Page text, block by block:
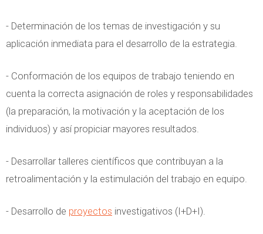
- Determinación de los temas de investigación y su
aplicación inmediata para el desarrollo de la estrategia.
- Conformación de los equipos de trabajo teniendo en
cuenta la correcta asignación de roles y responsabilidades
(la preparación, la motivación y la aceptación de los
individuos) y así propiciar mayores resultados.
- Desarrollar talleres científicos que contribuyan a la
retroalimentación y la estimulación del trabajo en equipo.
- Desarrollo de proyectos investigativos (I+D+I).